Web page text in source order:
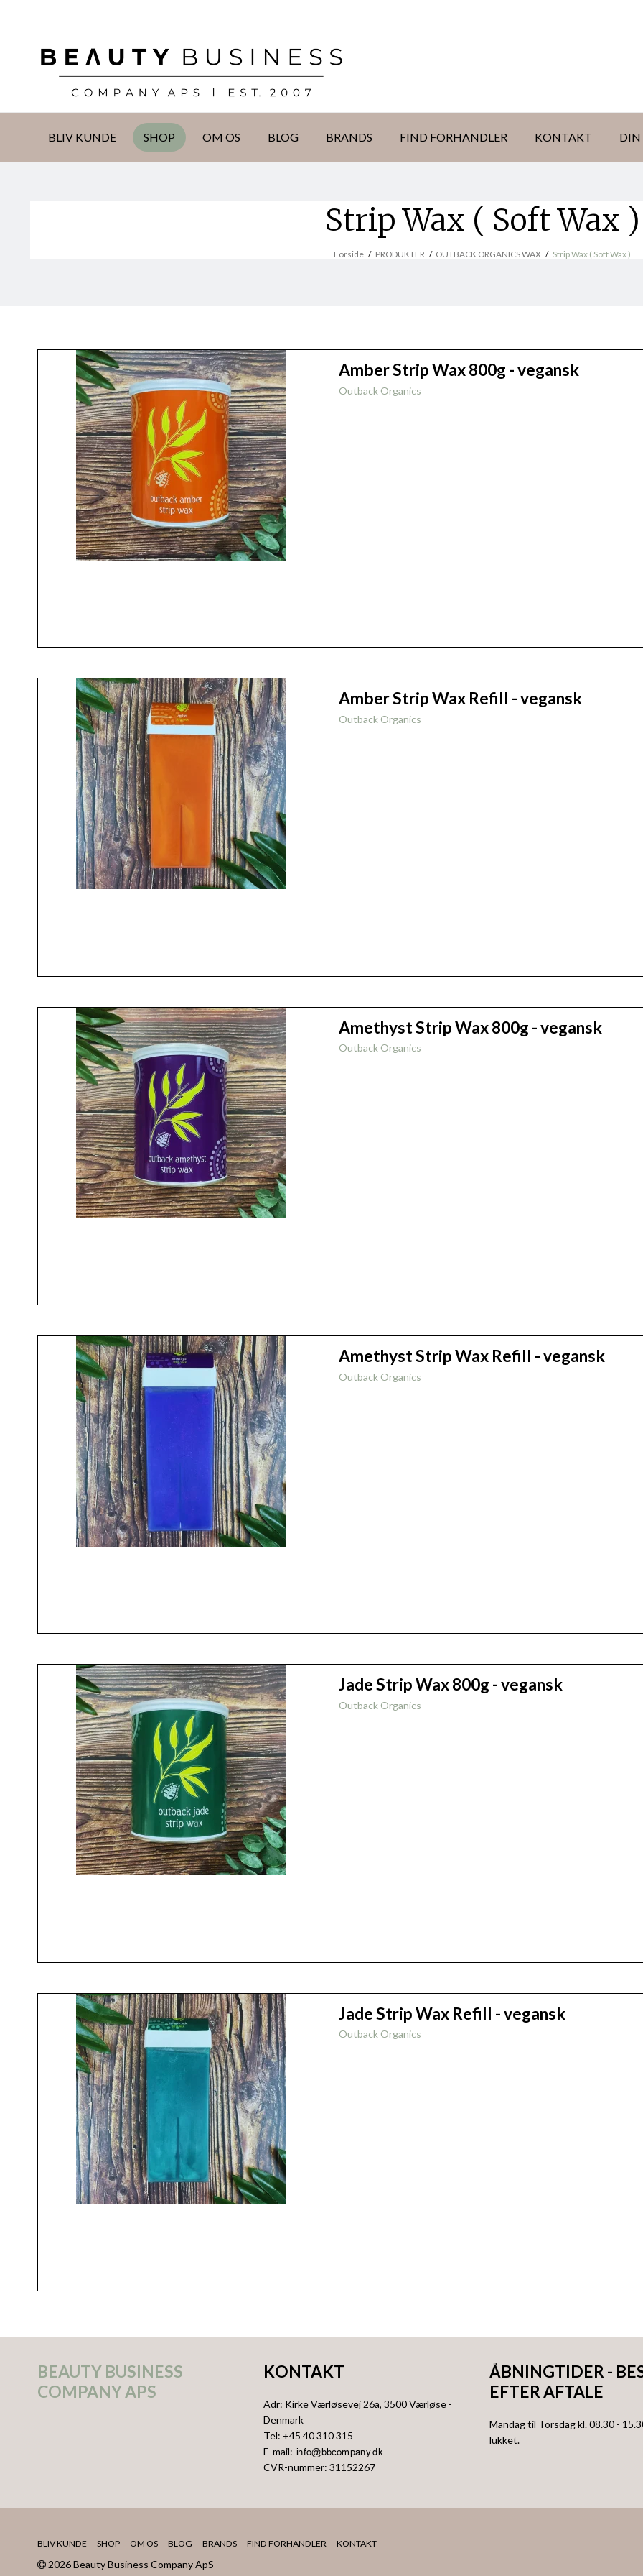
BLIV KUNDE SHOP OM OS BLOG BRANDS FIND FORHANDLER KONTAKT DIN
Strip Wax ( Soft Wax )
Forside / PRODUKTER / OUTBACK ORGANICS WAX / Strip Wax ( Soft Wax )
Amber Strip Wax 800g - vegansk
Outback Organics
Amber Strip Wax Refill - vegansk
Outback Organics
Amethyst Strip Wax 800g - vegansk
Outback Organics
Amethyst Strip Wax Refill - vegansk
Outback Organics
Jade Strip Wax 800g - vegansk
Outback Organics
Jade Strip Wax Refill - vegansk
Outback Organics
BEAUTY BUSINESS
COMPANY APS
KONTAKT
Adr: Kirke Værløsevej 26a, 3500Værløse -
Denmark
Tel: +45 40 310 315
E-mail:
CVR-nummer: 31152267
ÅBNINGTIDER -
EFTER AFTALE
Mandag til Torsdag kl. 08.30 -
lukket.
BLIV KUNDE SHOP OM OS BLOG BRANDS FIND FORHANDLER KONTAKT
2026 Beauty Business Company ApS